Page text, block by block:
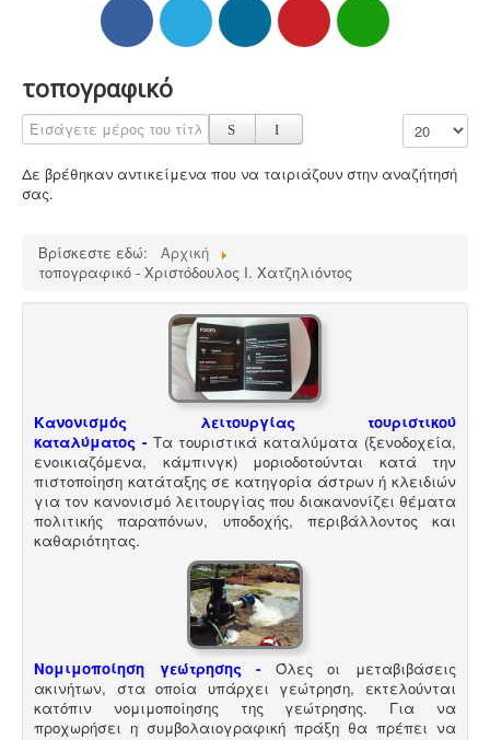
Σύστημα διαχείρισης ποιότητας ISO -
επιχειρήσεις προκειμένου να είναι ελκυστικές στο
ISO. Αυτό είτε απαιτείται για δουλειές με το δημόσιο
(δημοπρασίες) ή από τη νομοθεσία (τρόφιμα-ποτά) ή
αποτελεί κανόνα της αγοράς (εξαγωγές). Κλειδί στην
διαδικασία είναι η μελέτη διαχείρισης ποιότητας.
Τακτοποίηση εξ αδιαιρέτου εκτός σχεδίου - Σύμφωνα
με τις από 12-06-2018 νέες διατάξεις του νόμου
4495/2017 τα εκτός σχεδίου εξ αδιαιρέτου μπορούν να
προχωρήσουν σε σύσταση διαίρεσης ιδιοκτησίας
κατόπιν αγωγής στο πρωτοδικείο από το 65% των
Συλλογή - μεταφορά και επεξεργασία ζωικών
υποπροϊόντων -
διέπεται από τον Κανονισμό (ΕΚ) αριθ. 1069/2009 και
αρμόδιες είναι οι κτηνιατρικές υπηρεσίες. Τα
αδρανοποιημένα ζωικά υποπροϊόντα θεωρούνται μη
επικίνδυνα απόβλητα και περιλαμβάνονται στον
τοπογραφικό
Εισάγετε μέρος του τίτλου. Εμφάνιση #
Δε βρέθηκαν αντικείμενα που να ταιριάζουν στην αναζήτησή
σας.
Βρίσκεστε εδώ:
Αρχική
τοπογραφικό - Χριστόδουλος Ι. Χατζηλιόντος
Κανονισμός λειτουργίας τουριστικού
καταλύματος - Τα τουριστικά καταλύματα (ξενοδοχεία,
ενοικιαζόμενα, κάμπινγκ) μοριοδοτούνται κατά την
πιστοποίηση κατάταξης σε κατηγορία άστρων ή κλειδιών
για τον κανονισμό λειτουργίας που διακανονίζει θέματα
πολιτικής παραπόνων, υποδοχής, περιβάλλοντος και
καθαριότητας.
Νομιμοποίηση γεώτρησης -
Όλες οι μεταβιβάσεις
ακινήτων, στα οποία υπάρχει γεώτρηση, εκτελούνται
κατόπιν νομιμοποίησης της γεώτρησης. Για να
προχωρήσει η συμβολαιογραφική πράξη θα πρέπει να